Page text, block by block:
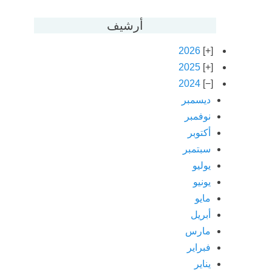
أرشيف
2026
2025
2024
ديسمبر
نوفمبر
أكتوبر
سبتمبر
يوليو
يونيو
مايو
أبريل
مارس
فبراير
يناير